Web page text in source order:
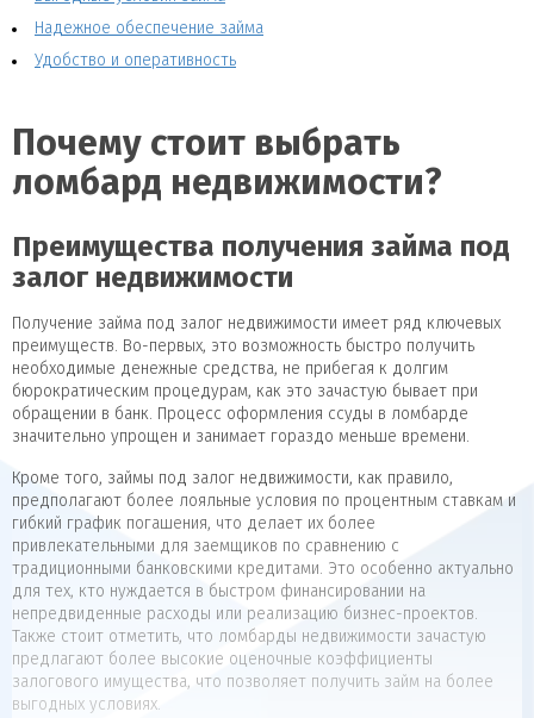
Надежное обеспечение займа
Удобство и оперативность
Почему стоит выбрать
ломбард недвижимости?
Преимущества получения займа под
залог недвижимости
Получение займа под залог недвижимости имеет ряд ключевых
преимуществ. Во-первых, это возможность быстро получить
необходимые денежные средства, не прибегая к долгим
бюрократическим процедурам, как это зачастую бывает при
обращении в банк. Процесс оформления ссуды в ломбарде
значительно упрощен и занимает гораздо меньше времени.
Кроме того, займы под залог недвижимости, как правило,
предполагают более лояльные условия по процентным ставкам и
гибкий график погашения, что делает их более
привлекательными для заемщиков по сравнению с
традиционными банковскими кредитами. Это особенно актуально
для тех, кто нуждается в быстром финансировании на
непредвиденные расходы или реализацию бизнес-проектов.
Также стоит отметить, что ломбарды недвижимости зачастую
предлагают более высокие оценочные коэффициенты
залогового имущества, что позволяет получить займ на более
выгодных условиях.